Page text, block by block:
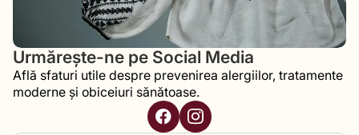
Urmărește-ne pe Social Media
Află sfaturi utile despre prevenirea alergiilor, tratamente
moderne și obiceiuri sănătoase.